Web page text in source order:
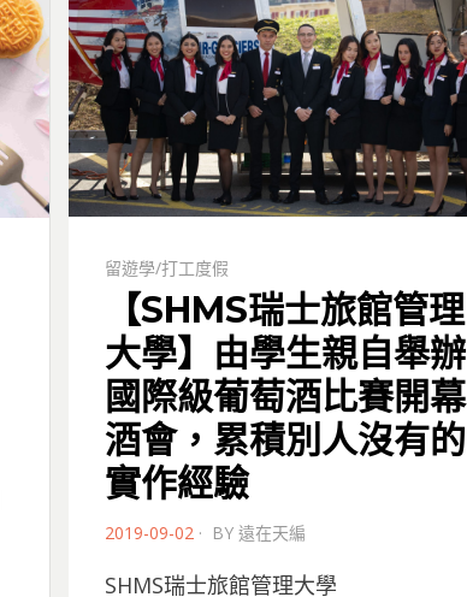
留遊學/打工度假
【SHMS瑞士旅館管理
大學】由學生親自舉辦
國際級葡萄酒比賽開幕
酒會，累積別人沒有的
實作經驗
POSTED
2019-09-02 BY 遠在天編
SHMS瑞士旅館管理大學